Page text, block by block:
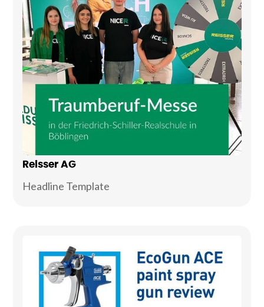
Reisser AG
Headline Template